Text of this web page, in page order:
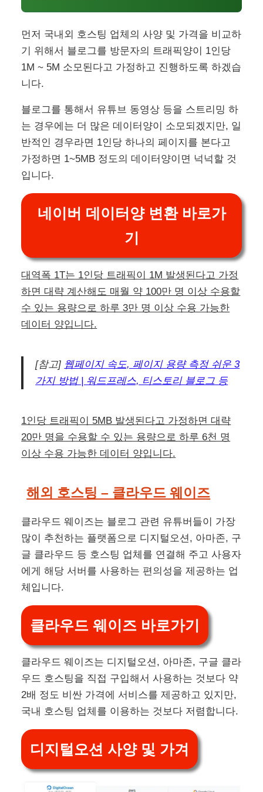
먼저 국내외 호스팅 업체의 사양 및 가격을 비교하
기 위해서 블로그를 방문자의 트래픽양이 1인당
1M ~ 5M 소모된다고 가정하고 진행하도록 하겠습
니다.
블로그를 통해서 유튜브 동영상 등을 스트리밍 하
는 경우에는 더 많은 데이터양이 소모되겠지만, 일
반적인 경우라면 1인당 하나의 페이지를 본다고
가정하면 1~5MB 정도의 데이터양이면 넉넉할 것
입니다.
네이버 데이터양 변환 바로가
기
대역폭 1T는 1인당 트래픽이 1M 발생된다고 가정
하면 대략 계산해도 매월 약 100만 명 이상 수용할
수 있는 용량으로 하루 3만 명 이상 수용 가능한
데이터 양입니다.
[참고] 웹페이지 속도, 페이지 용량 측정 쉬운 3
가지 방법 | 워드프레스, 티스토리 블로그 등
1인당 트래픽이 5MB 발생된다고 가정하면 대략
20만 명을 수용할 수 있는 용량으로 하루 6천 명
이상 수용 가능한 데이터 양입니다.
해외 호스팅 – 클라우드 웨이즈
클라우드 웨이즈는 블로그 관련 유튜버들이 가장
많이 추천하는 플랫폼으로 디지털오션, 아마존, 구
글 클라우드 등 호스팅 업체를 연결해 주고 사용자
에게 해당 서버를 사용하는 편의성을 제공하는 업
체입니다.
클라우드 웨이즈 바로가기
클라우드 웨이즈는 디지털오션, 아마존, 구글 클라
우드 호스팅을 직접 구입해서 사용하는 것보다 약
2배 정도 비싼 가격에 서비스를 제공하고 있지만,
국내 호스팅 업체를 이용하는 것보다 저렴합니다.
디지털오션 사양 및 가겨